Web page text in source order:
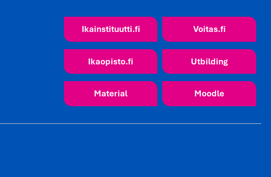
Ikainstituutti.fi Voitas.fi
Ikaopisto.fi Utbilding
Material Moodle